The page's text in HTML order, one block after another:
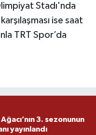
Stadı'nda
ise saat
TRT Spor’da
3. sezonunun
yayınlandı